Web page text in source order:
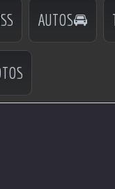
AUTOS🚘